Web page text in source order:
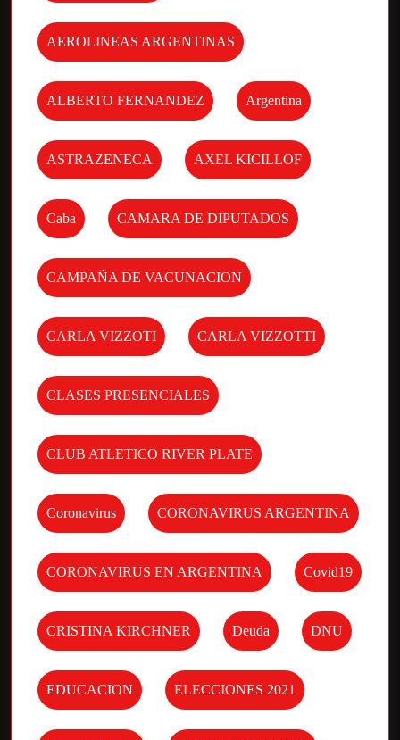
AEROLINEAS ARGENTINAS
ALBERTO FERNANDEZ Argentina
ASTRAZENECA AXEL KICILLOF
Caba CAMARA DE DIPUTADOS
CAMPAÑA DE VACUNACION
CARLA VIZZOTI CARLA VIZZOTTI
CLASES PRESENCIALES
CLUB ATLETICO RIVER PLATE
Coronavirus CORONAVIRUS ARGENTINA
CORONAVIRUS EN ARGENTINA Covid19
CRISTINA KIRCHNER Deuda DNU
EDUCACION ELECCIONES 2021